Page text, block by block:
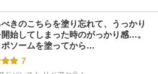
きのこちらを塗り忘れて、うっかり
始してしまった時のがっかり感…。
ソームを塗ってから…
7